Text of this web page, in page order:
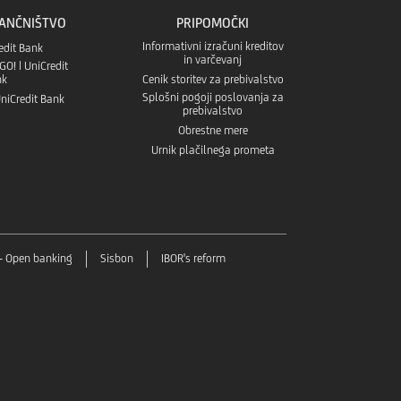
Play
App
Aplikaciji
Bank
| UniCredit
Bank
PRIPOMOČKI
Informativni izračuni kreditov
in varčevanj
Cenik storitev za prebivalstvo
Splošni pogoji poslovanja za
prebivalstvo
Obrestne mere
Urnik plačilnega prometa
Open banking Sisbon
IBOR's reform